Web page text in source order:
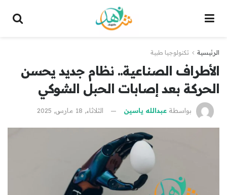
الرئيسية تكنولوجيا طبية
الأطراف الصناعية.. نظام جديد يحسن
الحركة بعد إصابات الحبل الشوكي
بواسطة عبدالله ياسين الثلاثاء, 18 مارس, 2025